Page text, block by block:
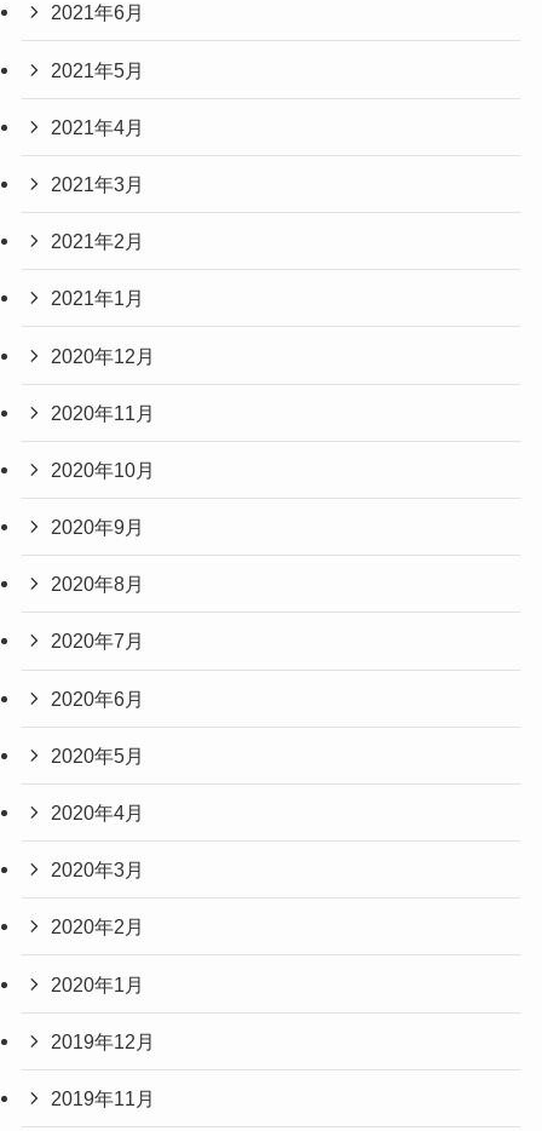
2021年6月
2021年5月
2021年4月
2021年3月
2021年2月
2021年1月
2020年12月
2020年11月
2020年10月
2020年9月
2020年8月
2020年7月
2020年6月
2020年5月
2020年4月
2020年3月
2020年2月
2020年1月
2019年12月
2019年11月